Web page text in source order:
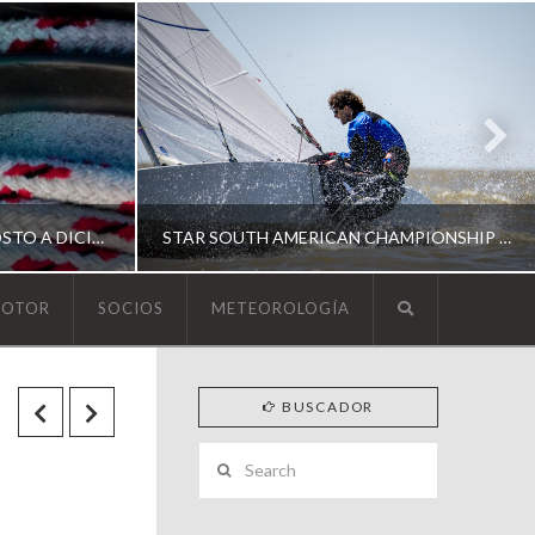
ESCUELA DE YACHTING | AGOSTO A DICIEMBRE 2026 STAR SOUTH AMERICAN CHAMPIONSHIP 2026
SOUTH AMERICAN STAR 2026
SOCIOS METEOROLOGÍA
BUSCADOR